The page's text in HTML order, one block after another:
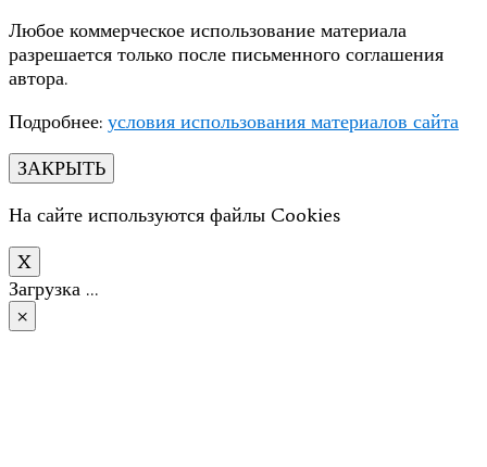
Любое коммерческое использование материала
разрешается только после письменного соглашения
автора.
Подробнее: условия использования материалов сайта
ЗАКРЫТЬ
На сайте используются файлы Cookies
X
Загрузка …
×